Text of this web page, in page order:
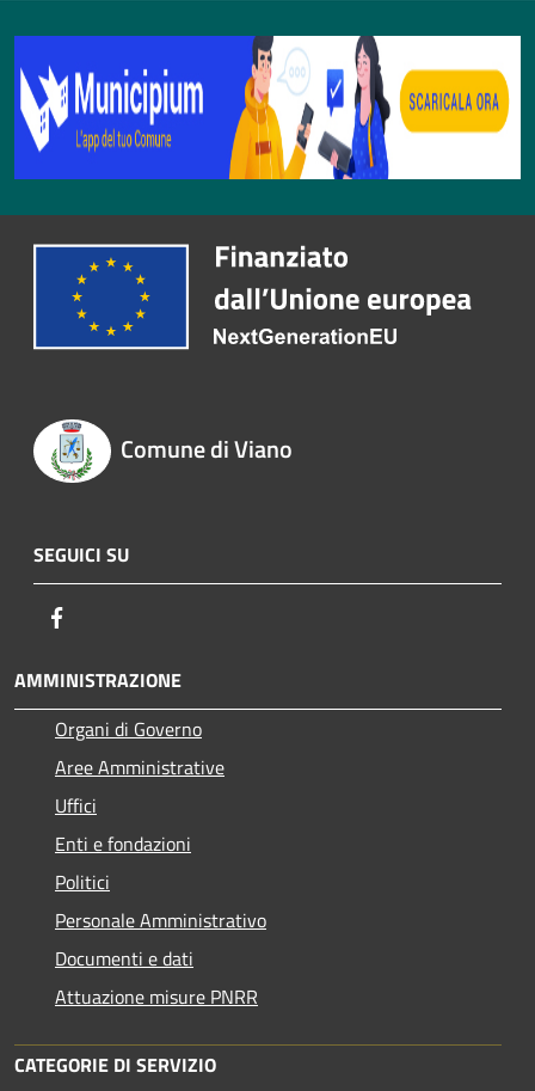
Comune di Viano
SEGUICI SU
AMMINISTRAZIONE
Organi di Governo
Aree Amministrative
Uffici
Enti e fondazioni
Politici
Personale Amministrativo
Documenti e dati
Attuazione misure PNRR
CATEGORIE DI SERVIZIO